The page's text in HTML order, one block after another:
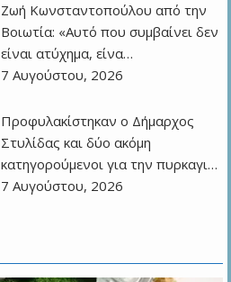
Ζωή Κωνσταντοπούλου από την
Βοιωτία: «Αυτό που συμβαίνει δεν
είναι ατύχημα, είνα…
7 Αυγούστου, 2026
Προφυλακίστηκαν ο Δήμαρχος
Στυλίδας και δύο ακόμη
κατηγορούμενοι για την πυρκαγι…
7 Αυγούστου, 2026